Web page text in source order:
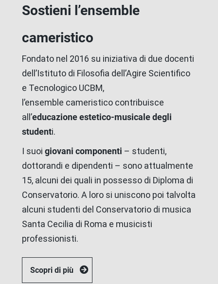
Sostieni l’ensemble
cameristico
Fondato nel 2016 su iniziativa di due docenti
dell’Istituto di Filosofia dell’Agire Scientifico
e Tecnologico UCBM,
l’ensemble cameristico contribuisce
all’educazione estetico-musicale degli
studenti.
I suoi giovani componenti – studenti,
dottorandi e dipendenti – sono attualmente
15, alcuni dei quali in possesso di Diploma di
Conservatorio. A loro si uniscono poi talvolta
alcuni studenti del Conservatorio di musica
Santa Cecilia di Roma e musicisti
professionisti.
Scopri di più